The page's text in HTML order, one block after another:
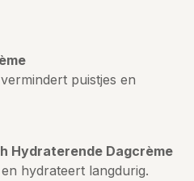
puistjes en
Hydraterende Dagcrème
hydrateert langdurig.